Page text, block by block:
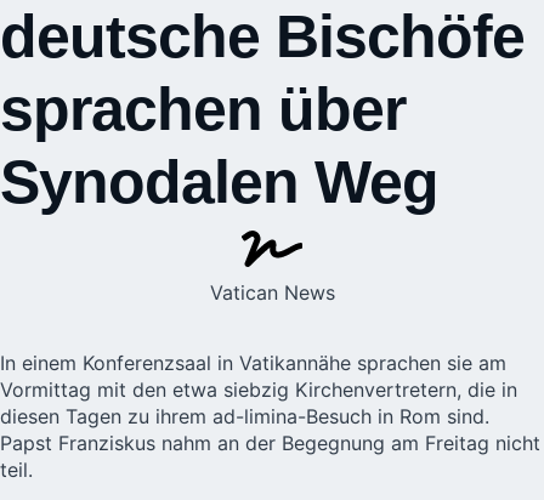
deutsche Bischöfe
sprachen über
Synodalen Weg
Vatican News
In einem Konferenzsaal in Vatikannähe sprachen sie am
Vormittag mit den etwa siebzig Kirchenvertretern, die in
diesen Tagen zu ihrem ad-limina-Besuch in Rom sind.
Papst Franziskus nahm an der Begegnung am Freitag nicht
teil.